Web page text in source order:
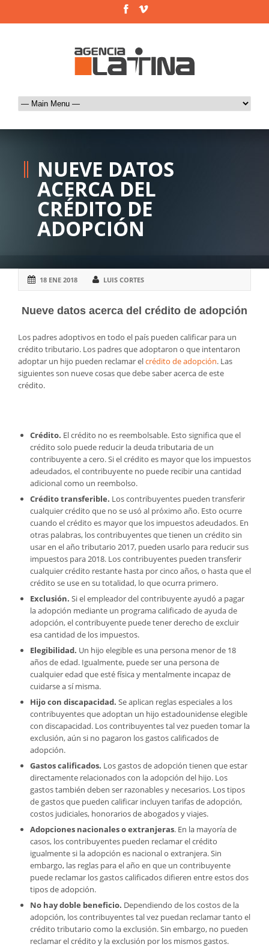
NUEVE DATOS
ACERCA DEL
CRÉDITO DE
ADOPCIÓN
18 ENE 2018 LUIS CORTES
Nueve datos acerca del crédito de adopción
Los padres adoptivos en todo el país pueden calificar para un
crédito tributario. Los padres que adoptaron o que intentaron
adoptar un hijo pueden reclamar elcrédito de adopción. Las
siguientes son nueve cosas que debe saber acerca de este
crédito.
Crédito. El crédito no es reembolsable. Esto significa que el
crédito solo puede reducir la deuda tributaria de un
contribuyente a cero. Si el crédito es mayor que los impuestos
adeudados, el contribuyente no puede recibir una cantidad
adicional como un reembolso.
Crédito transferible. Los contribuyentes pueden transferir
cualquier crédito que no se usó al próximo año. Esto ocurre
cuando el crédito es mayor que los impuestos adeudados. En
otras palabras, los contribuyentes que tienen un crédito sin
usar en el año tributario 2017, pueden usarlo para reducir sus
impuestos para 2018. Los contribuyentes pueden transferir
cualquier crédito restante hasta por cinco años, o hasta que el
crédito se use en su totalidad, lo que ocurra primero.
Exclusión. Si el empleador del contribuyente ayudó a pagar
la adopción mediante un programa calificado de ayuda de
adopción, el contribuyente puede tener derecho de excluir
esa cantidad de los impuestos.
Elegibilidad. Un hijo elegible es una persona menor de 18
años de edad. Igualmente, puede ser una persona de
cualquier edad que esté física y mentalmente incapaz de
cuidarse a sí misma.
Hijo con discapacidad. Se aplican reglas especiales a los
contribuyentes que adoptan un hijo estadounidense elegible
con discapacidad. Los contribuyentes tal vez pueden tomar la
exclusión, aún si no pagaron los gastos calificados de
adopción.
Gastos calificados. Los gastos de adopción tienen que estar
directamente relacionados con la adopción del hijo. Los
gastos también deben ser razonables y necesarios. Los tipos
de gastos que pueden calificar incluyen tarifas de adopción,
costos judiciales, honorarios de abogados y viajes.
Adopciones nacionales o extranjeras. En la mayoría de
casos, los contribuyentes pueden reclamar el crédito
igualmente si la adopción es nacional o extranjera. Sin
embargo, las reglas para el año en que un contribuyente
puede reclamar los gastos calificados difieren entre estos dos
tipos de adopción.
No hay doble beneficio. Dependiendo de los costos de la
adopción, los contribuyentes tal vez puedan reclamar tanto el
crédito tributario como la exclusión. Sin embargo, no pueden
reclamar el crédito y la exclusión por los mismos gastos.